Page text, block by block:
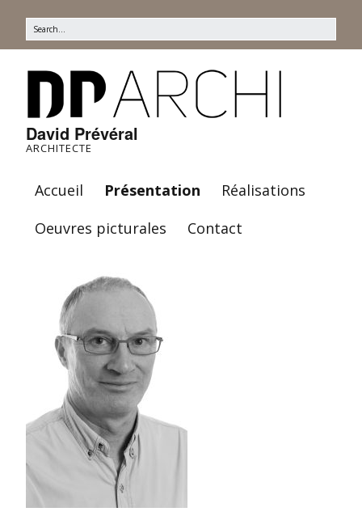
David Prévéral
ARCHITECTE
Accueil Présentation
Réalisations
Oeuvres picturales
Contact